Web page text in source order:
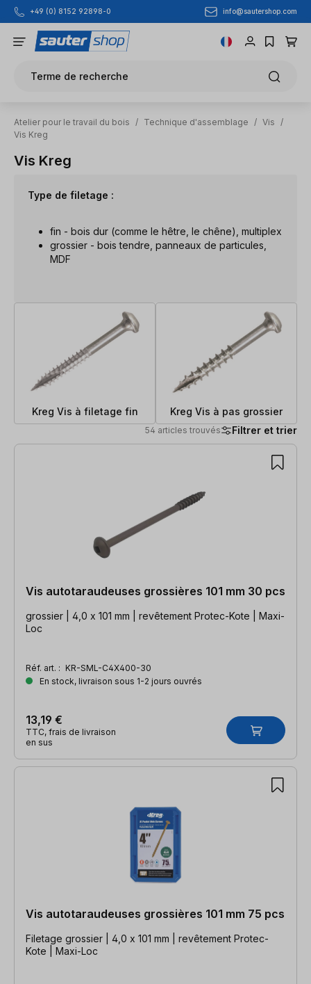
Passer au contenu principal
+49 (0) 8152 92898-0 info@sautershop.com
Terme de recherche
Atelier pour le travail du bois / Technique d'assemblage / Vis
/
Vis Kreg
Vis Kreg
Type de filetage :
fin - bois dur (comme le hêtre, le chêne), multiplex
grossier - bois tendre, panneaux de particules,
MDF
Kreg Vis à filetage fin Kreg Vis à pas grossier
54 articles trouvés Filtrer et trier
54 articles trouvés
Vis autotaraudeuses grossières 101 mm 30 pcs
grossier | 4,0 x 101 mm | revêtement Protec-Kote | Maxi-
Loc
Réf. art. : KR-SML-C4X400-30
En stock, livraison sous 1-2 jours ouvrés
13,19 €
TTC, frais de livraison
en sus
Vis autotaraudeuses grossières 101 mm 75 pcs
Filetage grossier | 4,0 x 101 mm | revêtement Protec-
Kote | Maxi-Loc